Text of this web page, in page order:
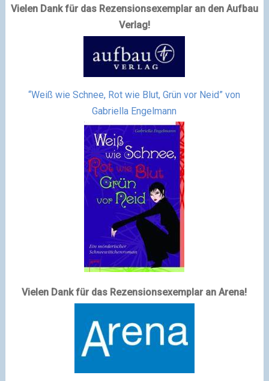
Vielen Dank für das Rezensionsexemplar an den Aufbau
Verlag!
“Weiß wie Schnee, Rot wie Blut, Grün vor Neid” von
Gabriella Engelmann
Vielen Dank für das Rezensionsexemplar an Arena!